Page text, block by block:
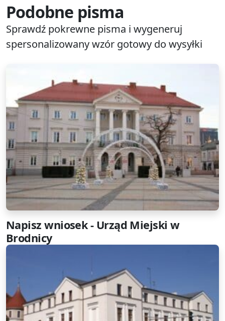
Podobne pisma
Sprawdź pokrewne pisma i wygeneruj
spersonalizowany wzór gotowy do wysyłki
Napisz wniosek - Urząd Miejski w
Brodnicy